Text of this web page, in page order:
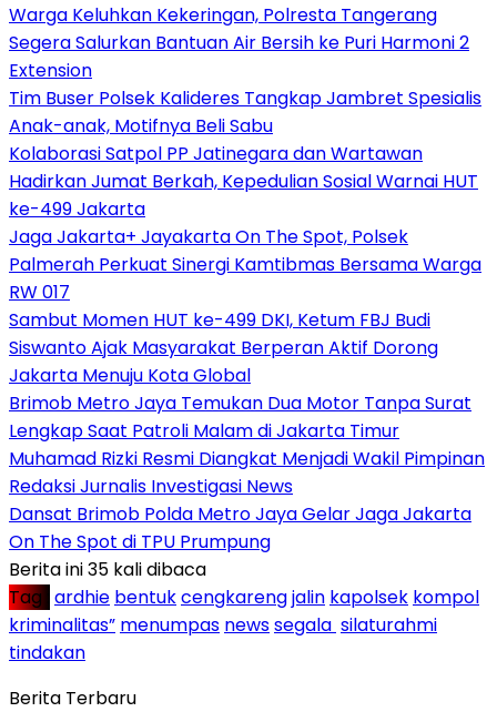
Warga Keluhkan Kekeringan, Polresta Tangerang
Segera Salurkan Bantuan Air Bersih ke Puri Harmoni 2
Extension
Tim Buser Polsek Kalideres Tangkap Jambret Spesialis
Anak-anak, Motifnya Beli Sabu
Kolaborasi Satpol PP Jatinegara dan Wartawan
Hadirkan Jumat Berkah, Kepedulian Sosial Warnai HUT
ke-499 Jakarta
Jaga Jakarta+ Jayakarta On The Spot, Polsek
Palmerah Perkuat Sinergi Kamtibmas Bersama Warga
RW 017
Sambut Momen HUT ke-499 DKI, Ketum FBJ Budi
Siswanto Ajak Masyarakat Berperan Aktif Dorong
Jakarta Menuju Kota Global
Brimob Metro Jaya Temukan Dua Motor Tanpa Surat
Lengkap Saat Patroli Malam di Jakarta Timur
Muhamad Rizki Resmi Diangkat Menjadi Wakil Pimpinan
Redaksi Jurnalis Investigasi News
Dansat Brimob Polda Metro Jaya Gelar Jaga Jakarta
On The Spot di TPU Prumpung
Berita ini 35 kali dibaca
Tag : ardhie bentukcengkarengjalin kapolsek kompol
kriminalitas” menumpas newssegala silaturahmi
tindakan
Berita Terbaru